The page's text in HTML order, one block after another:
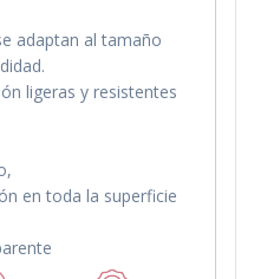
adaptan al tamaño
ligeras y resistentes
en toda la superficie